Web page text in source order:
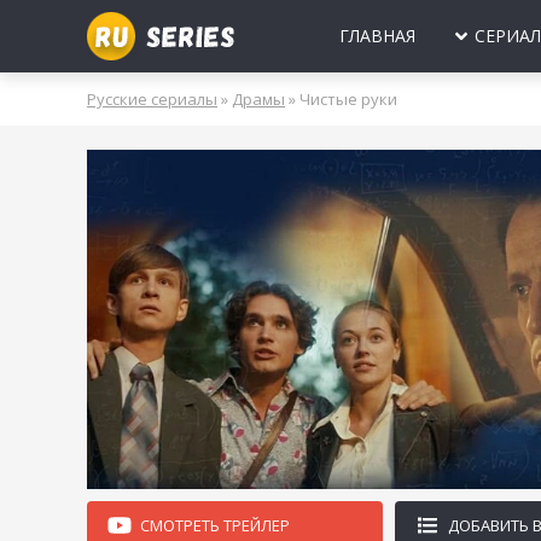
ГЛАВНАЯ
2025 2024 2023 2022 2021 2020
БЕЛАРУСЬ СССР
НОВОГОДНИЕ
ПРО ВРАЧЕЙ
ПРО ДЕРЕВНЮ
ПРО
ЛЮБОВНЫЕ
Русские сериалы » Драмы » Чистые руки
СМОТРЕТЬ ТРЕЙЛЕР ДОБАВИТЬ